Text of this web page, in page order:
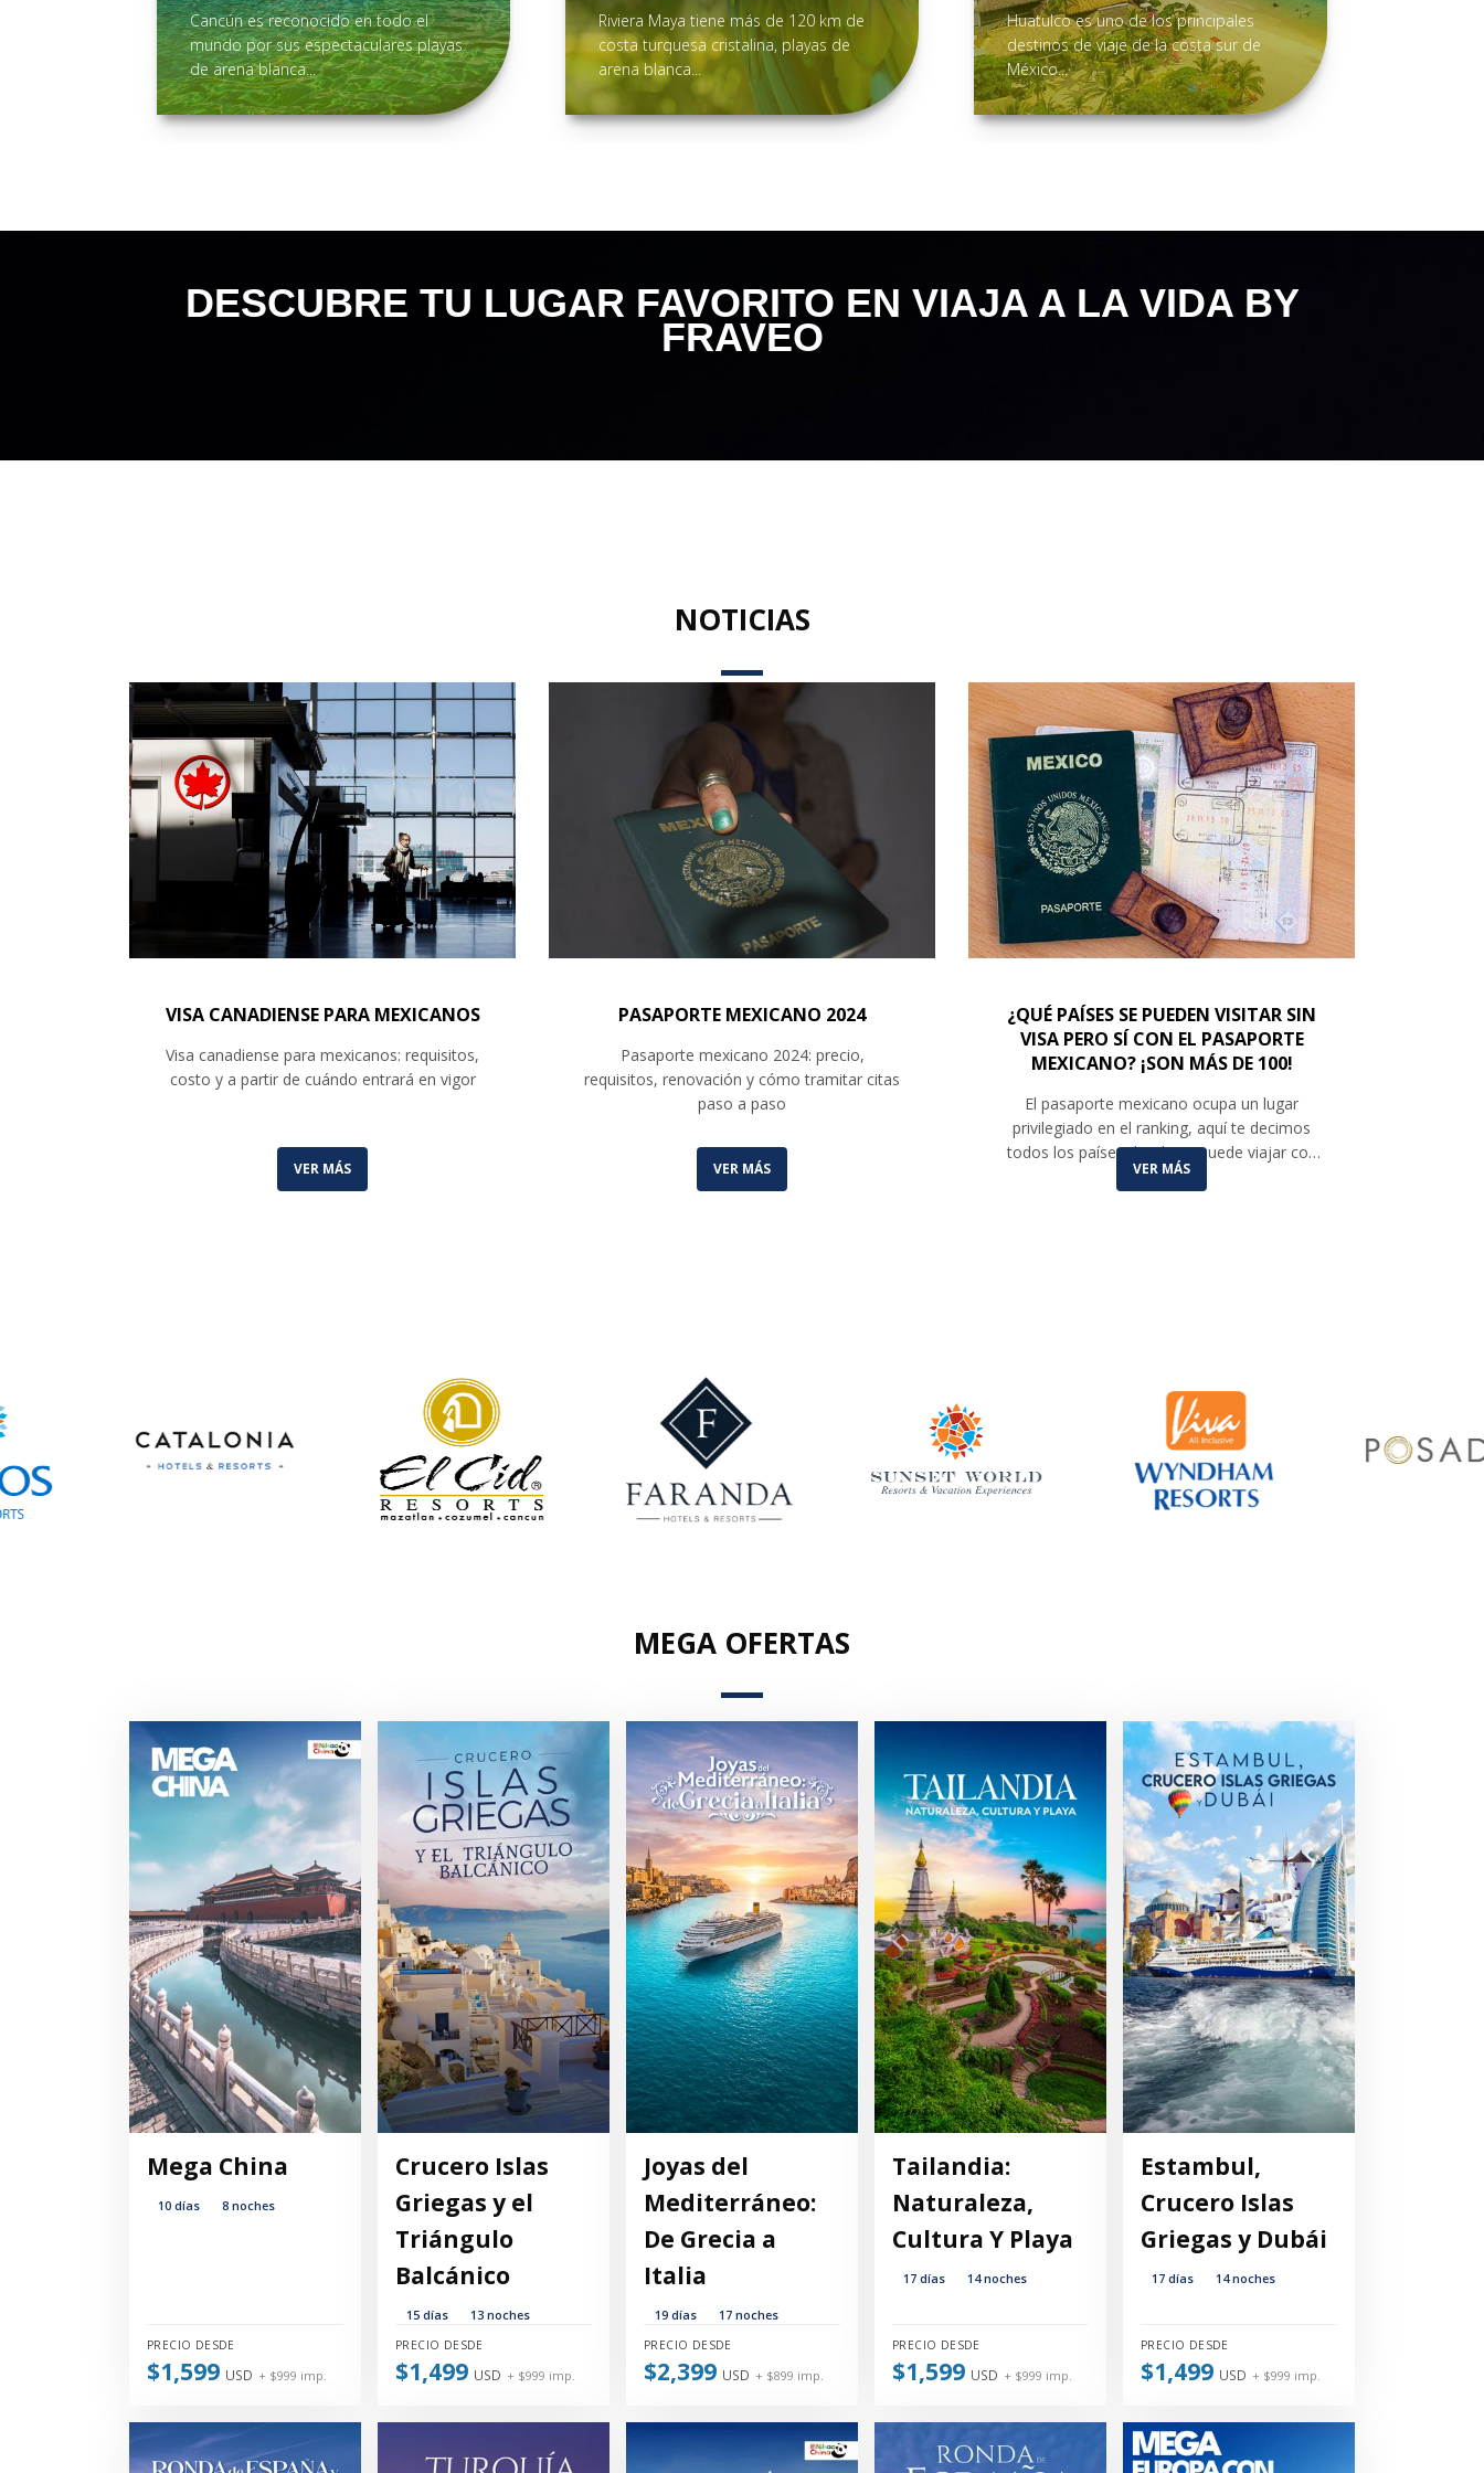
Cancún es reconocido en todo el
mundo por sus espectaculares playas
de arena blanca...
Riviera Maya tiene más de 120 km de
costa turquesa cristalina, playas de
arena blanca...
Huatulco es uno de los principales
destinos de viaje de la costa sur de
México...
DESCUBRE TU LUGAR FAVORITO EN VIAJA A LA VIDA BY
FRAVEO
NOTICIAS
VISA CANADIENSE PARA MEXICANOS
Visa canadiense para mexicanos: requisitos,
costo y a partir de cuándo entrará en vigor
VER MÁS
PASAPORTE MEXICANO 2024
Pasaporte mexicano 2024: precio,
requisitos, renovación y cómo tramitar citas
paso a paso
VER MÁS
¿QUÉ PAÍSES SE PUEDEN VISITAR SIN
VISA PERO SÍ CON EL PASAPORTE
MEXICANO? ¡SON MÁS DE 100!
El pasaporte mexicano ocupa un lugar
privilegiado en el ranking, aquí te decimos
todos los países donde se puede viajar con
este documento.
VER MÁS
MEGA OFERTAS
Mega China
10 días 8 noches
PRECIO DESDE
$1,599 USD + $999 imp.
Crucero Islas
Griegas y el
Triángulo
Balcánico
15 días 13 noches
PRECIO DESDE
$1,499 USD + $999 imp.
Joyas del
Mediterráneo:
De Grecia a
Italia
19 días 17 noches
PRECIO DESDE
$2,399 USD + $899 imp.
Tailandia:
Naturaleza,
Cultura Y Playa
17 días 14 noches
PRECIO DESDE
$1,599 USD + $999 imp.
Estambul,
Crucero Islas
Griegas y Dubái
17 días 14 noches
PRECIO DESDE
$1,499 USD + $999 imp.